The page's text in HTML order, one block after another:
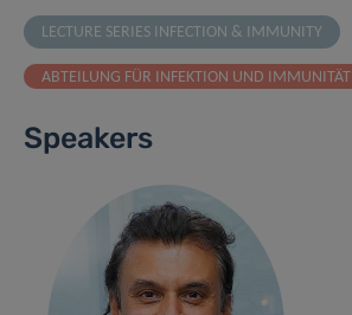
LECTURE SERIES INFECTION & IMMUNITY
ABTEILUNG FÜR INFEKTION UND IMMUNITÄT
Speakers